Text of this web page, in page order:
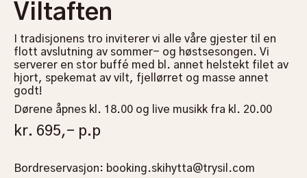
Viltaften
I tradisjonens tro inviterer vi alle våre gjester til en
flott avslutning av sommer- og høstsesongen. Vi
serverer en stor buffé med bl. annet helstekt filet av
hjort, spekemat av vilt, fjellørret og masse annet
godt!
Dørene åpnes kl. 18.00 og live musikk fra kl. 20.00
kr. 695,- p.p
Bordreservasjon: booking.skihytta@trysil.com